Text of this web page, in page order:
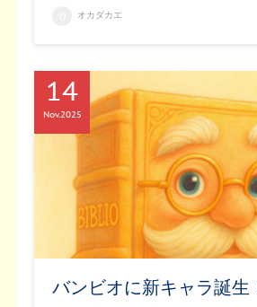
オカダカエ
バンビオに新キャラ誕
14
Nov2025